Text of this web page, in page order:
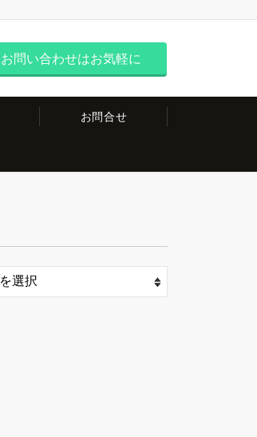
お問い合わせはお気軽に
お問合せ